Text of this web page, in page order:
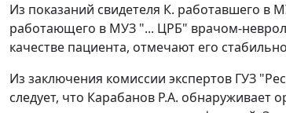
Из показаний свидетеля К. работавшего в
работающего в МУЗ "... ЦРБ" врачом-
качестве пациента, отмечают его
Из заключения комиссии экспертов ГУЗ
следует, что Карабанов Р.А.